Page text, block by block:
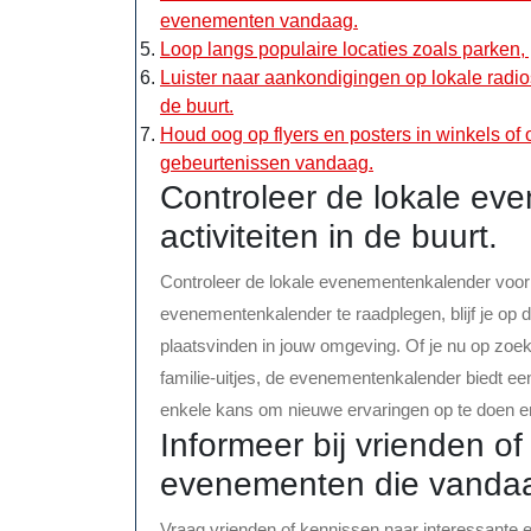
evenementen vandaag.
Loop langs populaire locaties zoals
Luister naar aankondigingen op lokale
de buurt.
Houd oog op flyers en posters in winkels
gebeurtenissen vandaag.
Controleer de lokale
activiteiten in de buurt.
Controleer de lokale evenementenkalender
evenementenkalender te raadplegen, blijf je op
plaatsvinden in jouw omgeving. Of je nu op
familie-uitjes, de evenementenkalender biedt
enkele kans om nieuwe ervaringen op te doen
Informeer bij vrienden
evenementen die